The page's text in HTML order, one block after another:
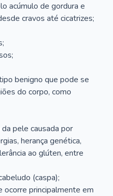
acúmulo de gordura e
cravos até cicatrizes;
benigno que pode se
do corpo, como
pele causada por
herança genética,
ao glúten, entre
(caspa);
ocorre principalmente em